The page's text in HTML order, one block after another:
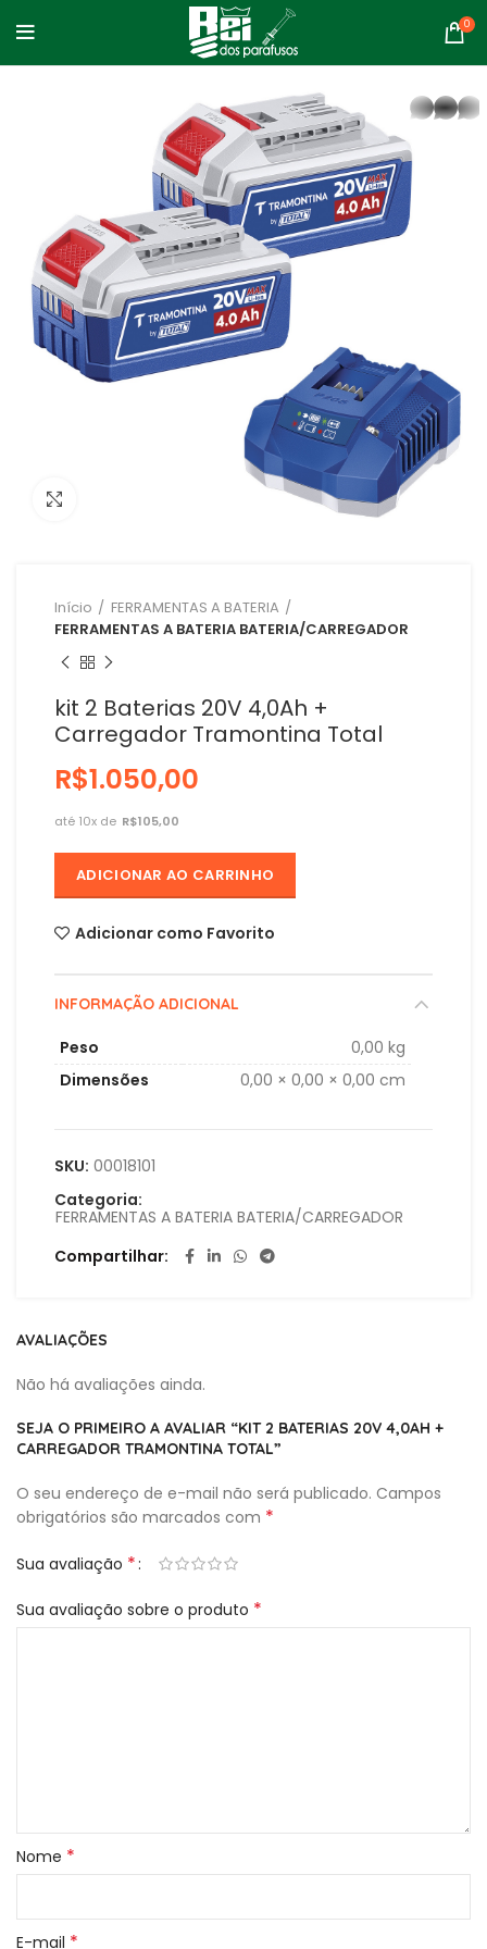
0
Início
FERRAMENTAS A BATERIA
FERRAMENTAS A BATERIA BATERIA/CARREGADOR
kit 2 Baterias 20V 4,0Ah +
Carregador Tramontina Total
R$
R$
ADICIONAR AO CARRINHO
Adicionar como Favorito
INFORMAÇÃO ADICIONAL
Peso
0,00 kg
Dimensões
0,00 × 0,00 × 0,00 cm
SKU: 00018101
Categoria:
FERRAMENTAS A BATERIA BATERIA/CARREGADOR
Compartilhar
AVALIAÇÕES
Não há avaliações ainda.
SEJA O PRIMEIRO A AVALIAR “KIT 2 BATERIAS 20V 4,0AH +
CARREGADOR TRAMONTINA TOTAL”
O seu endereço de e-mail não será publicado. Campos
obrigatórios são marcados com *
Sua avaliação *
Sua avaliação sobre o produto *
Nome *
E-mail *
whatsapp